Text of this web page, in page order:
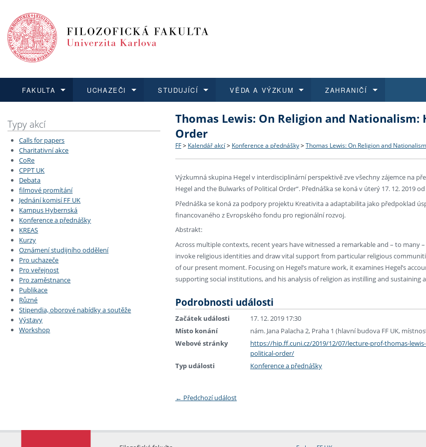
FAKULTA
Dozvědět se více
Struktura a historie
Strategie a další dokumenty
Fakultní školy FF UK
UCHAZEČI
Podat přihlášku
Co studovat a jak se přihlásit
Učitelské studijní programy
STUDUJÍCÍ
Dozvědět se více
Bakalářské a magisterské studium
Doktorské studium
VĚDA A VÝZKUM
Dozvědět se více
O vědě a výzkumu na FF UK
Akademické kvalifikace
ZAHRANIČÍ
Dozvědět se více
Aktuální nabídky a výběrová řízení
Vyjíždějící studenti
Typy akcí
Calls for papers
Charitativní akce
CoRe
CPPT UK
Debata
filmové promítání
Jednání komisí FF UK
Kampus Hybernská
Konference a přednášky
KREAS
Kurzy
Oznámení studijního oddělení
Pro uchazeče
Pro veřejnost
Pro zaměstnance
Publikace
Různé
Stipendia, oborové nabídky a soutěže
Výstavy
Workshop
Thomas Lewis: On Religion and
Order
FF > Kalendář akcí > Konference a přednášky > Thomas Lewis: On Religion and
Výzkumná skupina Hegel v interdisciplinární perspektivě zve všechny zájemce na
Hegel and the Bulwarks of Political Order“. Přednáška se koná v úterý 17. 12. 2019
Přednáška se koná za podpory projektu Kreativita a adaptabilita jako předpoklad
financovaného z Evropského fondu pro regionální rozvoj.
Abstrakt:
Across multiple contexts, recent years have witnessed a remarkable and – to
invoke religious identities and draw vital support from particular religious
of our present moment. Focusing on Hegel’s mature work, it examines Hegel’s
supporting social institutions, and his analysis of religion as instilling and sustaining
Podrobnosti události
Začátek události
17. 12. 2019 17:30
Místo konání
nám. Jana Palacha 2, Praha 1 (hlavní budova FF UK,
Webové stránky
https://hip.ff.cuni.cz/2019/12/07/lecture-prof-thomas-
political-order/
Typ události
Konference a přednášky
← Předchozí událost